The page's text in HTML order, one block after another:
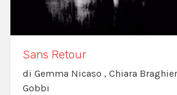
Sans Retour
di Gemma Nicaso , Chiara
Gobbi